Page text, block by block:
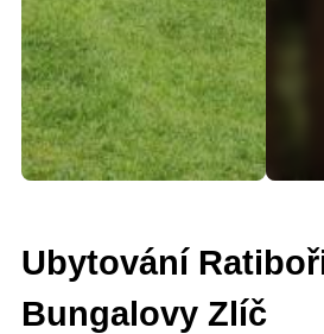
Ubytování
Bungalovy Zlíč